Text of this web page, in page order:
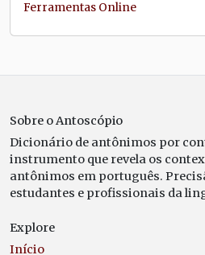
Ferramentas Online
Sobre o Antoscópio
Dicionário de antônimos por
instrumento que revela os
antônimos em português.
estudantes e profissionais da
Explore
Início